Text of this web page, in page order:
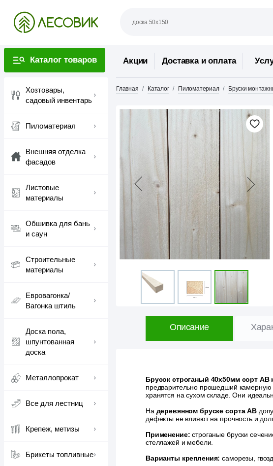
Каталог товаров
Хозтовары,
садовый инвентарь
Пиломатериал
Внешняя отделка
фасадов
Листовые
материалы
Обшивка для бань
и саун
Строительные
материалы
Евровагонка/
Вагонка штиль
Доска пола,
шпунтованная
доска
Металлопрокат
Все для лестниц
Крепеж, метизы
Брикеты топливные
Акции Доставка и оплата
Главная Каталог Пиломатериал Бруски
Описание
Брусок строганый 40х50мм сорт
предварительно прошедший камерную
хранятся на сухом складе. Они
На деревянном бруске сорта АВ
дефекты не влияют на прочность и
Применение: строганые бруски
стеллажей и мебели.
Варианты крепления: саморезы,